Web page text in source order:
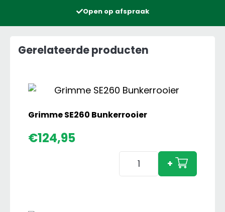
Open op afspraak
Gerelateerde producten
Grimme SE260 Bunkerrooier
€124,95
Grimme
SE260
+